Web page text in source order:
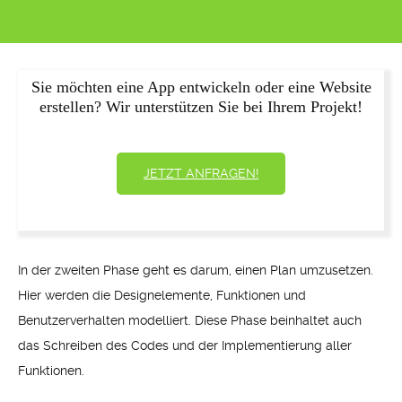
Sie möchten eine App entwickeln oder eine Website
erstellen? Wir unterstützen Sie bei Ihrem Projekt!
JETZT ANFRAGEN!
In der zweiten Phase geht es darum, einen Plan umzusetzen.
Hier werden die Designelemente, Funktionen und
Benutzerverhalten modelliert. Diese Phase beinhaltet auch
das Schreiben des Codes und der Implementierung aller
Funktionen.